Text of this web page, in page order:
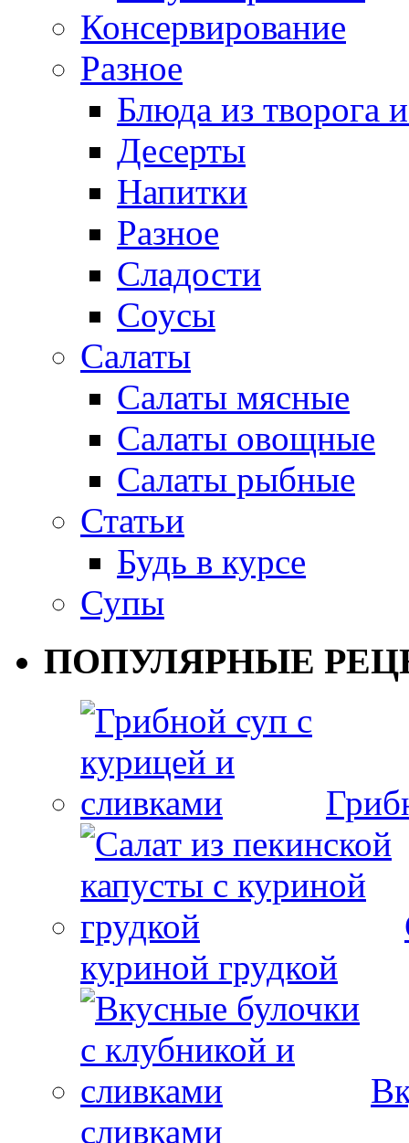
Консервирование
Разное
Блюда из творога
Десерты
Напитки
Разное
Сладости
Соусы
Салаты
Салаты мясные
Салаты овощные
Салаты рыбные
Статьи
Будь в курсе
Супы
ПОПУЛЯРНЫЕ
куриной грудкой
сливками